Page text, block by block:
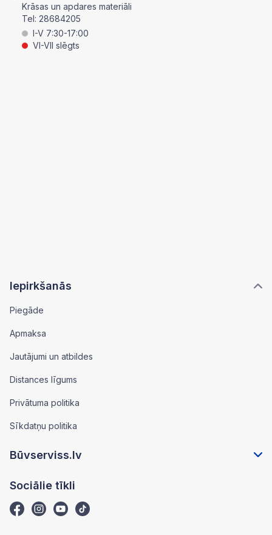
Iepirkšanās
Piegāde
Apmaksa
Jautājumi un atbildes
Distances līgums
Privātuma politika
Sīkdatņu politika
Būvserviss.lv
Sociālie tīkli
Krāsas un apdares materiāli
Tel: 28684205
I-V 7:30-17:00
VI-VII slēgts